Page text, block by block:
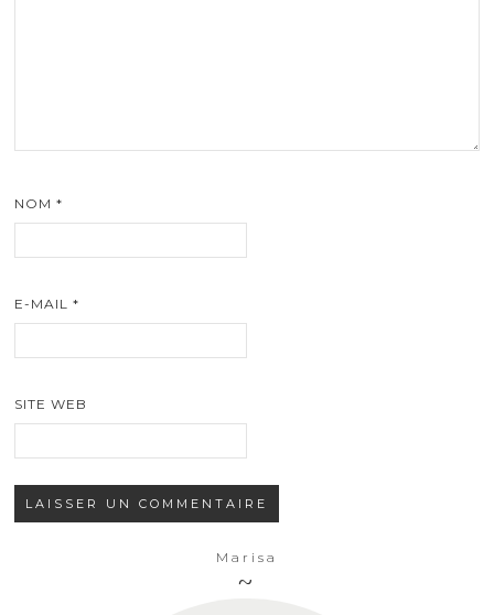
NOM*
E-MAIL*
SITE WEB
Marisa